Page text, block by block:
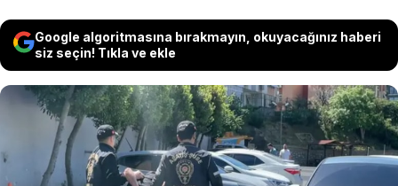
Google algoritmasına bırakmayın, okuyacağınız haberi
siz seçin! Tıkla ve ekle
Kırşehir’de bir tarlada ölü olarak bulunan
İran uyruklu Farkhondeh Ghaem